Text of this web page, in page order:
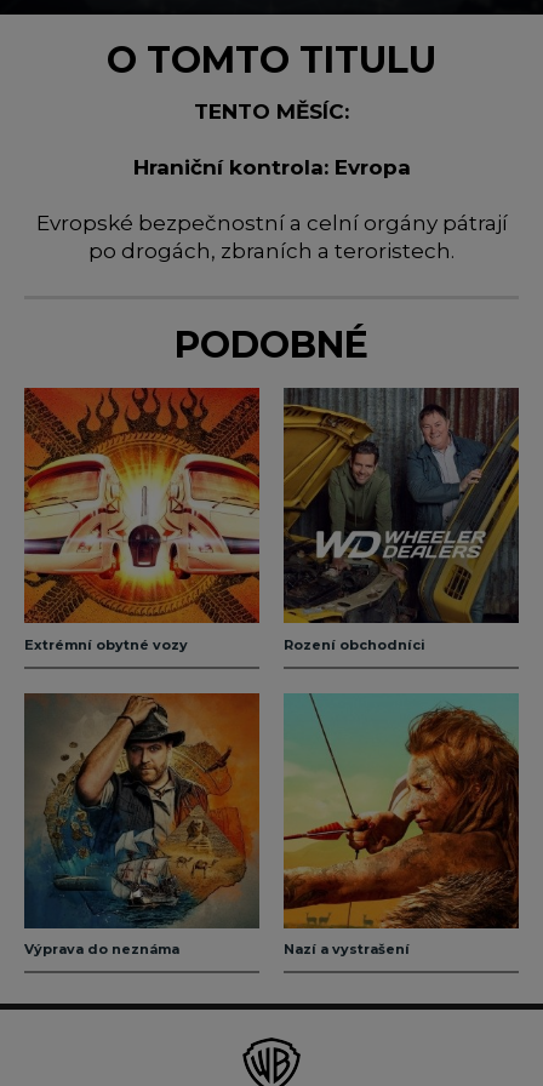
O TOMTO TITULU
TENTO MĚSÍC:
Hraniční kontrola: Evropa
Evropské bezpečnostní a celní orgány pátrají
po drogách, zbraních a teroristech.
PODOBNÉ
Extrémní obytné vozy Rození obchodníci
Výprava do neznáma Nazí a vystrašení